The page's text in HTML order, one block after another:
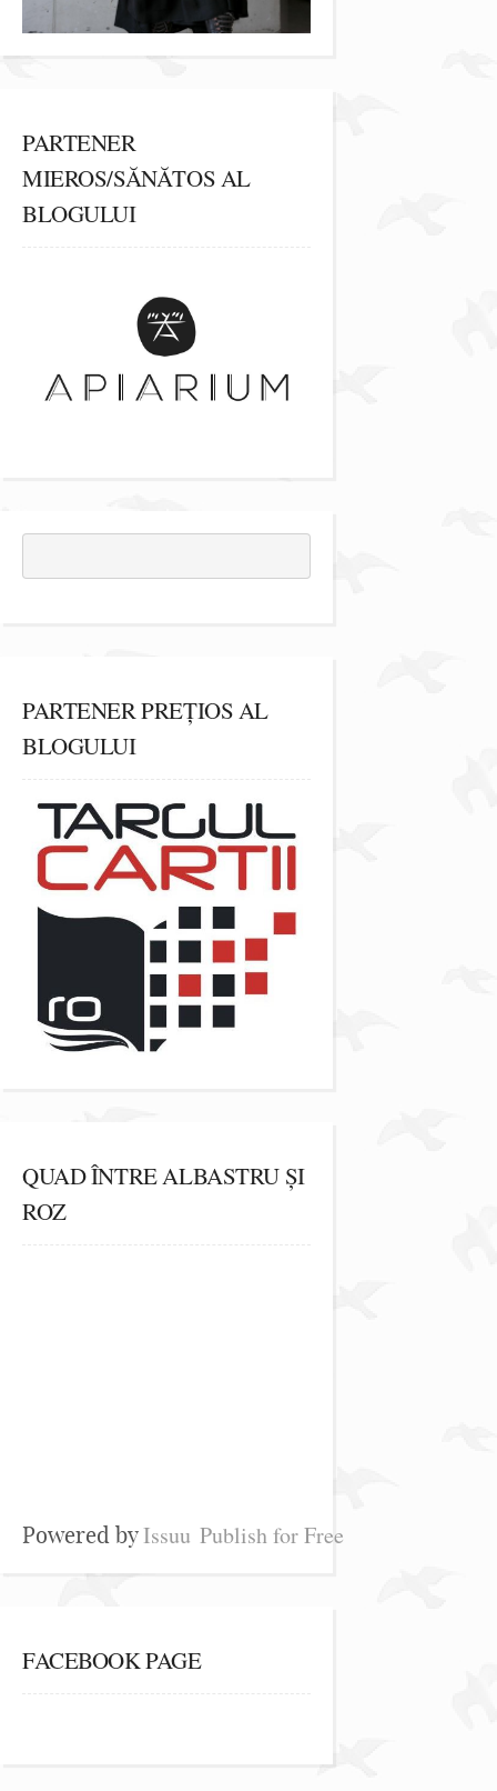
PARTENER
MIEROS/SĂNĂTOS AL
BLOGULUI
PARTENER PREȚIOS AL
BLOGULUI
QUAD ÎNTRE ALBASTRU ȘI
ROZ
Powered byIssuu Publish for Free
FACEBOOK PAGE